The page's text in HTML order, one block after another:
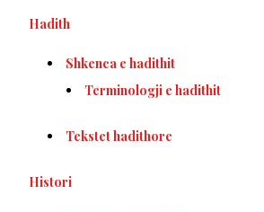
Hadith
Shkenca e hadithit
Terminologji e hadithit
Tekstet hadithore
Histori